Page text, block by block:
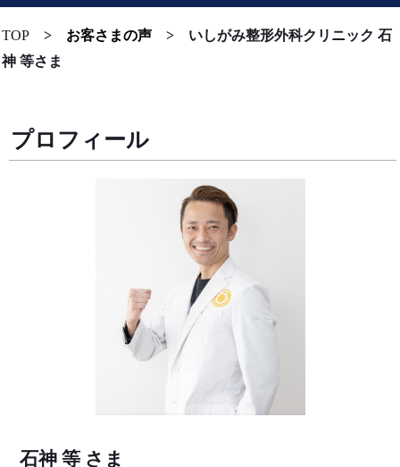
TOP > お客さまの声 > いしがみ整形外科クリニック 石
神 等さま
プロフィール
石神 等 さま